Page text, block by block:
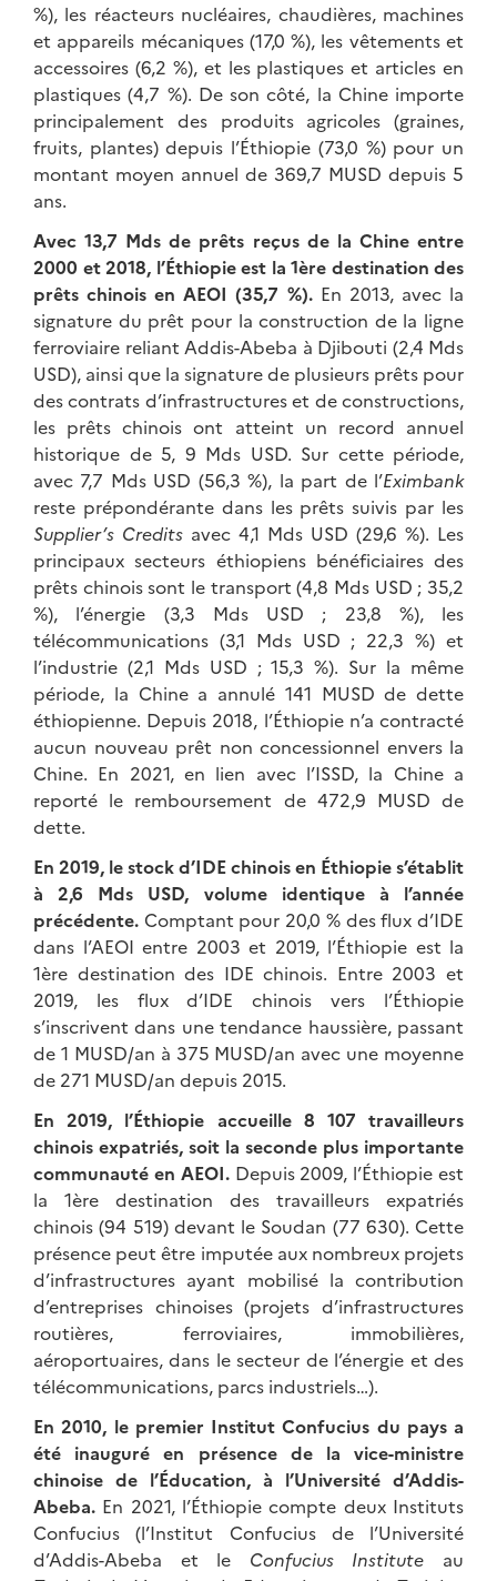
%), les réacteurs nucléaires, chaudières, machines
et appareils mécaniques (17,0 %), les vêtements et
accessoires (6,2 %), et les plastiques et articles en
plastiques (4,7 %). De son côté, la Chine importe
principalement des produits agricoles (graines,
fruits, plantes) depuis l’Éthiopie (73,0 %) pour un
montant moyen annuel de 369,7 MUSD depuis 5
ans.
Avec 13,7 Mds de prêts reçus de la Chine entre
2000 et 2018, l’Éthiopie est la 1ère destination des
prêts chinois en AEOI (35,7 %). En 2013, avec la
signature du prêt pour la construction de la ligne
ferroviaire reliant Addis-Abeba à Djibouti (2,4 Mds
USD), ainsi que la signature de plusieurs prêts pour
des contrats d’infrastructures et de constructions,
les prêts chinois ont atteint un record annuel
historique de 5, 9 Mds USD. Sur cette période,
avec 7,7 Mds USD (56,3 %), la part de l’Eximbank
reste prépondérante dans les prêts suivis par les
Supplier’s Credits avec 4,1 Mds USD (29,6 %). Les
principaux secteurs éthiopiens bénéficiaires des
prêts chinois sont le transport (4,8 Mds USD ; 35,2
%), l’énergie (3,3 Mds USD ; 23,8 %), les
télécommunications (3,1 Mds USD ; 22,3 %) et
l’industrie (2,1 Mds USD ; 15,3 %). Sur la même
période, la Chine a annulé 141 MUSD de dette
éthiopienne. Depuis 2018, l’Éthiopie n’a contracté
aucun nouveau prêt non concessionnel envers la
Chine. En 2021, en lien avec l’ISSD, la Chine a
reporté le remboursement de 472,9 MUSD de
dette.
En 2019, le stock d’IDE chinois en Éthiopie s’établit
à 2,6 Mds USD, volume identique à l’année
précédente. Comptant pour 20,0 % des flux d’IDE
dans l’AEOI entre 2003 et 2019, l’Éthiopie est la
1ère destination des IDE chinois. Entre 2003 et
2019, les flux d’IDE chinois vers l’Éthiopie
s’inscrivent dans une tendance haussière, passant
de 1 MUSD/an à 375 MUSD/an avec une moyenne
de 271 MUSD/an depuis 2015.
En 2019, l’Éthiopie accueille 8 107 travailleurs
chinois expatriés, soit la seconde plus importante
communauté en AEOI. Depuis 2009, l’Éthiopie est
la 1ère destination des travailleurs expatriés
chinois (94 519) devant le Soudan (77 630). Cette
présence peut être imputée aux nombreux projets
d’infrastructures ayant mobilisé la contribution
d’entreprises chinoises (projets d’infrastructures
routières, ferroviaires, immobilières,
aéroportuaires, dans le secteur de l’énergie et des
télécommunications, parcs industriels…).
En 2010, le premier Institut Confucius du pays a
été inauguré en présence de la vice-ministre
chinoise de l’Éducation, à l’Université d’Addis-
Abeba. En 2021, l’Éthiopie compte deux Instituts
Confucius (l’Institut Confucius de l’Université
d’Addis-Abeba et le Confucius Institute au